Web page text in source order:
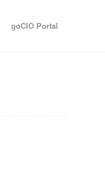
goCIO Portal